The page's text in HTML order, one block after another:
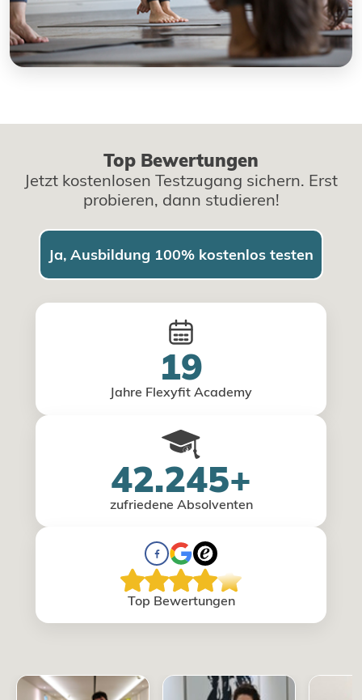
Top Bewertungen
Jetzt kostenlosen Testzugang sichern. Erst
probieren, dann studieren!
Ja, Ausbildung 100% kostenlos testen
19
Jahre Flexyfit Academy
42.245+
zufriedene Absolventen
Top Bewertungen